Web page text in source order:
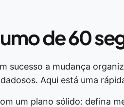
de 60
sucesso a mudança
Aqui está uma
um plano sólido: defina